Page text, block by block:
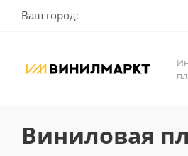
Ваш город:
Виниловая